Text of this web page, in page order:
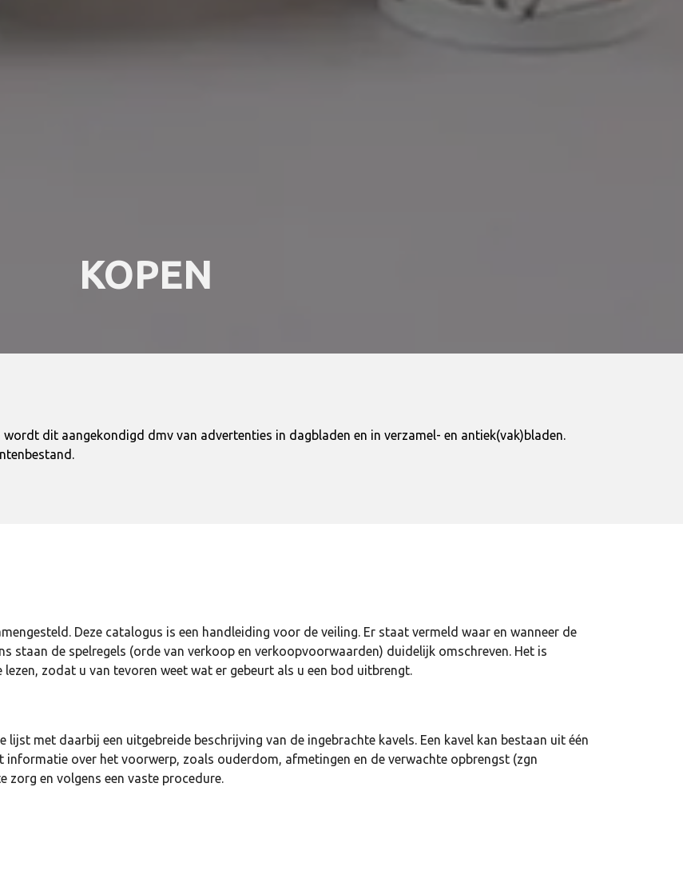
KOPEN
dit aangekondigd dmv van advertenties in dagbladen en in verzamel- en antiek(vak)bladen.
Deze catalogus is een handleiding voor de veiling. Er staat vermeld waar en wanneer de
staan de spelregels (orde van verkoop en verkoopvoorwaarden) duidelijk omschreven. Het is
zodat u van tevoren weet wat er gebeurt als u een bod uitbrengt.
met daarbij een uitgebreide beschrijving van de ingebrachte kavels. Een kavel kan bestaan uit één
over het voorwerp, zoals ouderdom, afmetingen en de verwachte opbrengst (zgn
zorg en volgens een vaste procedure.